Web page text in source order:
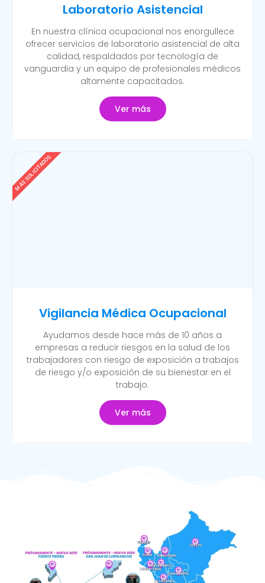
Laboratorio Asistencial
En nuestra clínica ocupacional nos enorgullece
ofrecer servicios de laboratorio asistencial de alta
calidad, respaldados por tecnología de
vanguardia y un equipo de profesionales médicos
altamente capacitados.
Ver más
Vigilancia Médica Ocupacional
Ayudamos desde hace más de 10 años a
empresas a reducir riesgos en la salud de los
trabajadores con riesgo de exposición a trabajos
de riesgo y/o exposición de su bienestar en el
trabajo.
Ver más
MÁS SOLICITADOS